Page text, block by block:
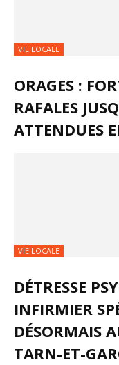
VIE LOCALE
ORAGES :
RAFALES
ATTENDUES
VIE LOCALE
DÉTRESSE
INFIRMIER
DÉSORMAIS
TARN-ET-